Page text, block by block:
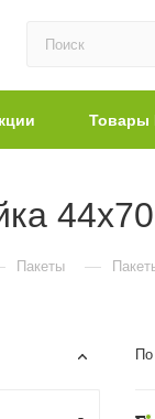
Товары
Пакеты —